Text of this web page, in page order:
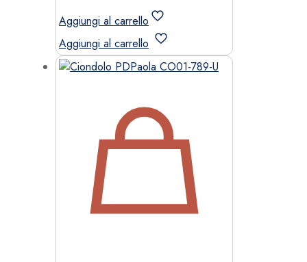
Aggiungi al carrello
Aggiungi al carrello